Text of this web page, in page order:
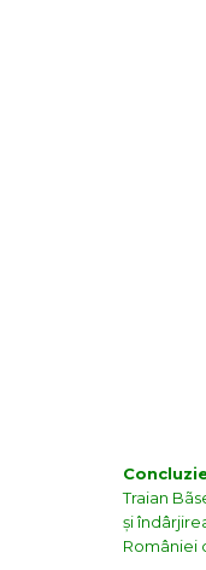
Traian
și
României